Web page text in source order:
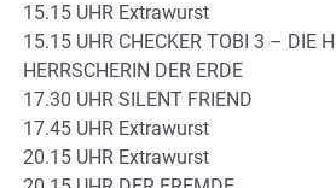
15.15 UHR Extrawurst
15.15 UHR CHECKER TOBI 3 – DIE
HERRSCHERIN DER ERDE
17.30 UHR SILENT FRIEND
17.45 UHR Extrawurst
20.15 UHR Extrawurst